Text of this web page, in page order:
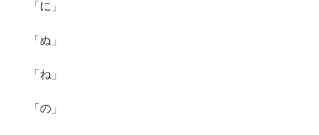
「に」
「ぬ」
「ね」
「の」